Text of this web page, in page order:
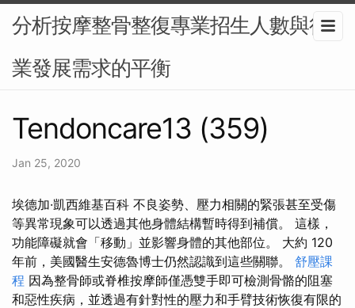
分析按摩整骨整復專業招生人數與行
業發展需求的平衡
Tendoncare13 (359)
Jan 25, 2020
埃德加·凱西維基百科 不良姿勢、壓力相關的緊張甚至受傷
等異常現象可以透過其他身體結構暫時得到補償。 這樣，
功能障礙就會「移動」並影響身體的其他部位。 大約 120
年前，美國醫生安德魯博士仍然認識到這些關聯。 舒壓課
程 因為整骨師或脊椎按摩師僅憑雙手即可檢測骨骼的阻塞
和惡性疾病，並透過有針對性的壓力和手臂技術恢復有限的